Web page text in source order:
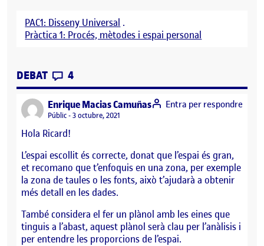
PAC1: Disseny Universal .
Pràctica 1: Procés, mètodes i espai personal
DEBAT CONTRIBUTIONS
4EL SANT SADURNI D´ANOIA, CARRER DE
Enrique Macias Camuñassays:
Visibilitat:
Públic 3 octubre, 2021
Hola Ricard!
L’espai escollit és correcte, donat que l’espai és gran,
et recomano que t’enfoquis en una zona, per exemple
la zona de taules o les fonts, això t’ajudarà a obtenir
més detall en les dades.
També considera el fer un plànol amb les eines que
tinguis a l’abast, aquest plànol serà clau per l’anàlisis i
per entendre les proporcions de l’espai.
Entra per respondre